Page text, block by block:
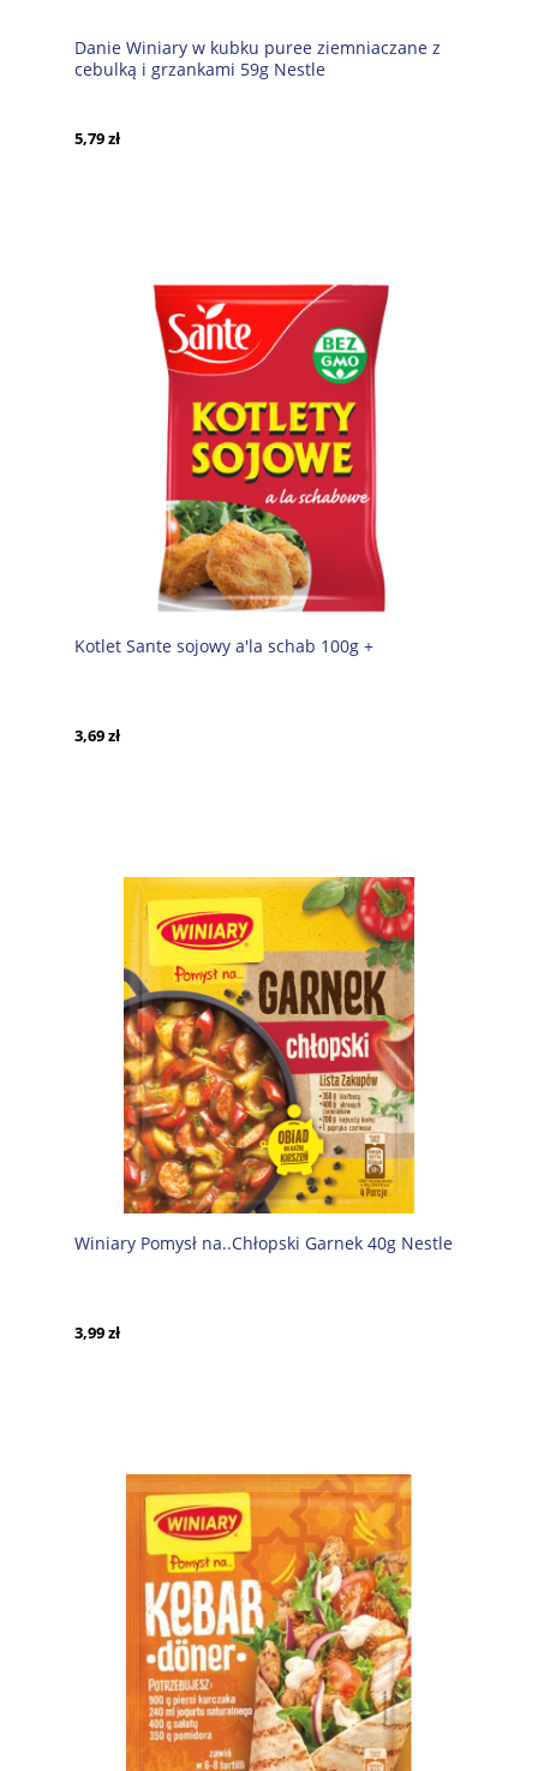
Danie Winiary w kubku puree ziemniaczane z
cebulką i grzankami 59g Nestle
5,79 zł
Kotlet Sante sojowy a'la schab 100g +
3,69 zł
Winiary Pomysł na..Chłopski Garnek 40g Nestle
3,99 zł